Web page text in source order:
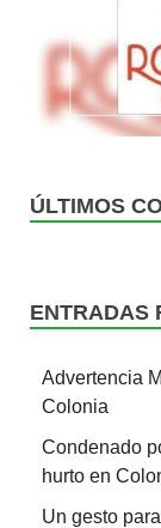
ÚLTIMOS
ENTRADAS
Advertencia
Colonia
Condenado
hurto en
Un gesto